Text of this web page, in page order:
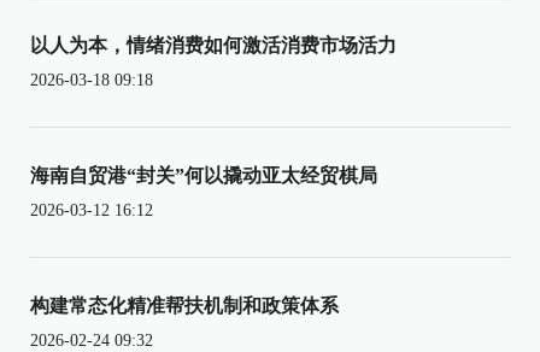
以人为本，情绪消费如何激活消费市场活力
2026-03-18 09:18
海南自贸港“封关”何以撬动亚太经贸棋局
2026-03-12 16:12
构建常态化精准帮扶机制和政策体系
2026-02-24 09:32